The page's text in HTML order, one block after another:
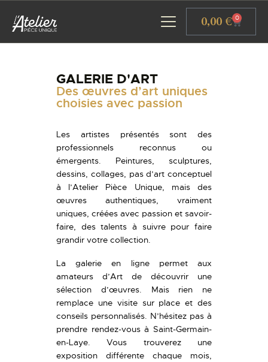
0,00€ 0
ACCUEIL
GALERIE D’ART
ATELIERS D’ART
L’ATELIER GOURMAND
ACTUALITÉS
CONTACT
GALERIE D'ART
Des œuvres d’art uniques
choisies avec passion
Les artistes présentés sont des
professionnels reconnus ou
émergents. Peintures, sculptures,
dessins, collages, pas d’art conceptuel
à l’Atelier Pièce Unique, mais des
œuvres authentiques, vraiment
uniques, créées avec passion et savoir-
faire, des talents à suivre pour faire
grandir votre collection.
La galerie en ligne permet aux
amateurs d’Art de découvrir une
sélection d’œuvres. Mais rien ne
remplace une visite sur place et des
conseils personnalisés. N’hésitez pas à
prendre rendez-vous à Saint-Germain-
en-Laye. Vous trouverez une
exposition différente chaque mois,